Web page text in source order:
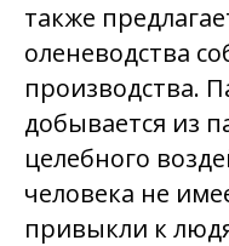
также
оленеводства
производства.
добывается из
целебного
человека не
привыкли к